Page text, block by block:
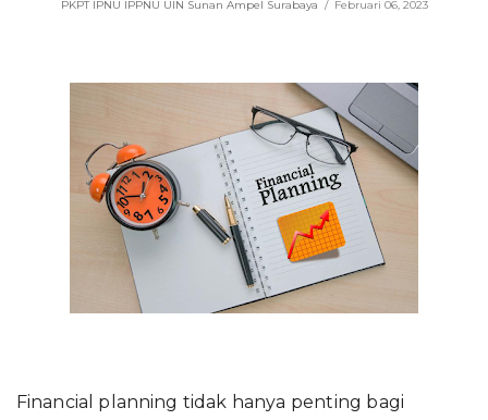
PKPT IPNU IPPNU UIN Sunan Ampel Surabaya Februari 06, 2023
Financial planning tidak hanya penting bagi